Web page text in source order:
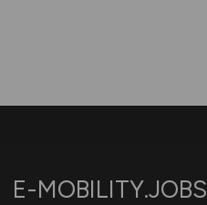
E-MOBILITY.JOBS